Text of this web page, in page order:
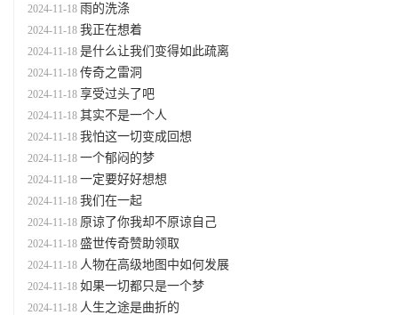
2024-11-18 雨的洗涤
2024-11-18 我正在想着
2024-11-18 是什么让我们变得如此疏离
2024-11-18 传奇之雷洞
2024-11-18 享受过头了吧
2024-11-18 其实不是一个人
2024-11-18 我怕这一切变成回想
2024-11-18 一个郁闷的梦
2024-11-18 一定要好好想想
2024-11-18 我们在一起
2024-11-18 原谅了你我却不原谅自己
2024-11-18 盛世传奇赞助领取
2024-11-18 人物在高级地图中如何发展
2024-11-18 如果一切都只是一个梦
2024-11-18 人生之途是曲折的